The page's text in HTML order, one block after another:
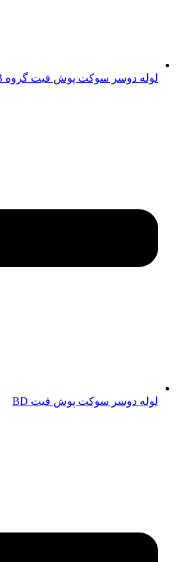
لوله دوسر سوکت پوش فیت گروه B
لوله دوسر سوکت پوش فیت BD